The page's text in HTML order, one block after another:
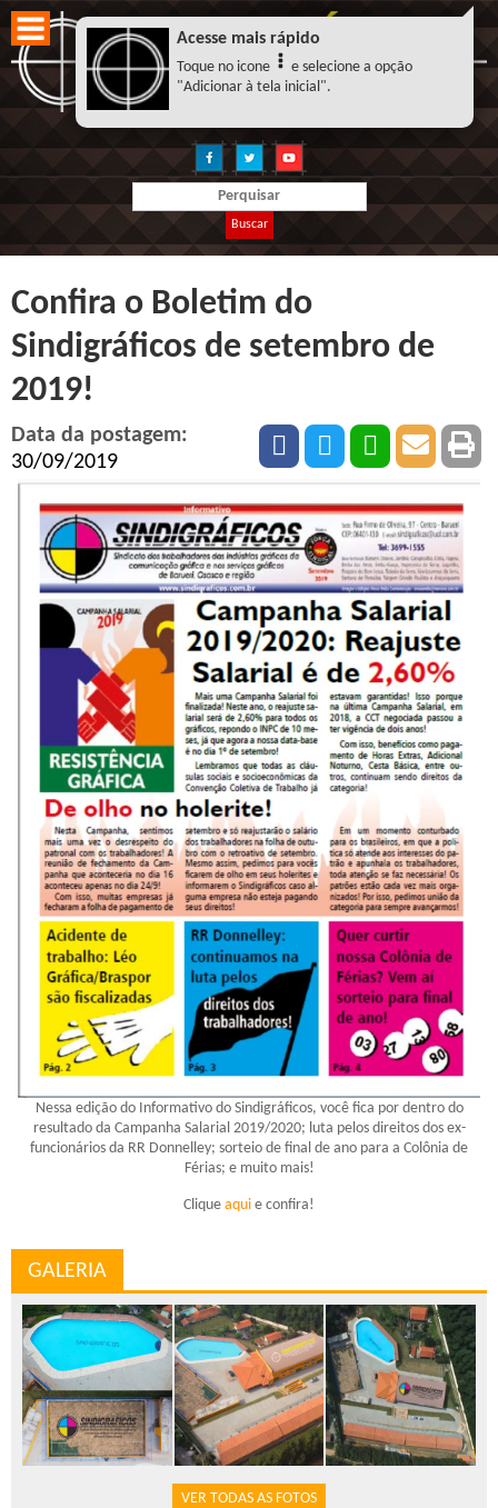
Buscar
Confira o Boletim do
Sindigráficos de setembro de
2019!
Data da postagem:
30/09/2019
Nessa edição do Informativo do Sindigráficos, você fica por dentro do
resultado da Campanha Salarial 2019/2020; luta pelos direitos dos ex-
funcionários da RR Donnelley; sorteio de final de ano para a Colônia de
Férias; e muito mais!
Clique aqui e confira!
GALERIA
VER TODAS AS FOTOS
Acesse mais rápido
Toque no icone
e selecione a opção
"Adicionar à tela inicial".